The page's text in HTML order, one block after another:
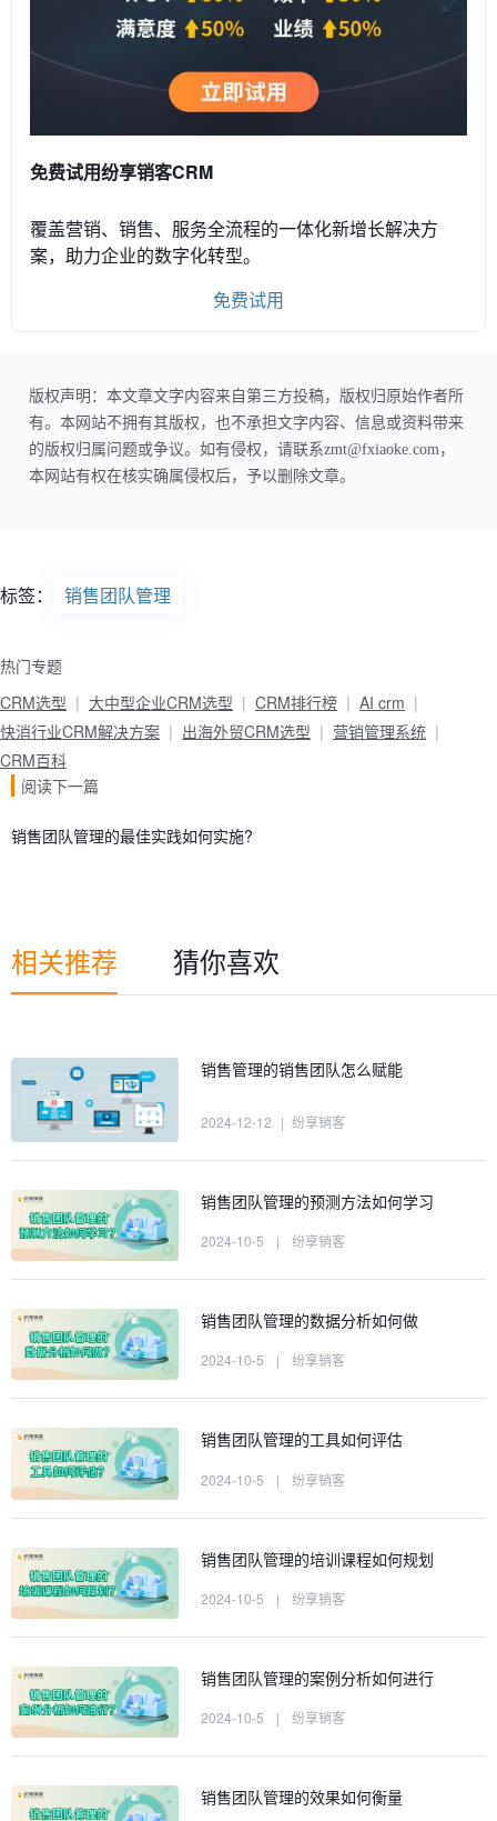
免费试用纷享销客CRM
覆盖营销、销售、服务全流程的一体化新增长解决方
案，助力企业的数字化转型。
免费试用
版权声明：本文章文字内容来自第三方投稿，版权归原始作者所
有。本网站不拥有其版权，也不承担文字内容、信息或资料带来
的版权归属问题或争议。如有侵权，请联系zmt@fxiaoke.com，
本网站有权在核实确属侵权后，予以删除文章。
标签： 销售团队管理
热门专题
CRM选型
大中型企业CRM选型 CRM排行榜
AI crm
快消行业CRM解决方案
出海外贸CRM选型
营销管理系统
CRM百科
阅读下一篇
销售团队管理的最佳实践如何实施?
相关推荐 猜你喜欢
销售管理的销售团队怎么赋能
2024-12-12 | 纷享销客
销售团队管理的预测方法如何学习
2024-10-5 | 纷享销客
销售团队管理的数据分析如何做
2024-10-5 | 纷享销客
销售团队管理的工具如何评估
2024-10-5 | 纷享销客
销售团队管理的培训课程如何规划
2024-10-5 | 纷享销客
销售团队管理的案例分析如何进行
2024-10-5 | 纷享销客
销售团队管理的效果如何衡量